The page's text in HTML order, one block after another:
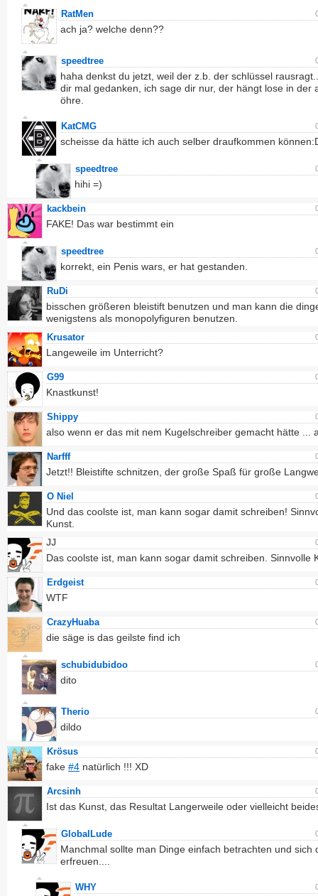
RatMen
ach ja? welche denn??
speedtree
haha denkst du jetzt, weil der z.b. der schlüssel
dir mal gedanken, ich sage dir nur, der hängt lose in der
öhre.
KatCMG
scheisse da hätte ich auch selber draufkommen
speedtree
hihi =)
kackbein
FAKE! Das war bestimmt ein
speedtree
korrekt, ein Penis wars, er hat gestanden.
RuDi
bisschen größeren bleistift benutzen und man kann die
wenigstens als monopolyfiguren benutzen.
Krusator
Langeweile im Unterricht?
G99
Knastkunst!
Shippy
also wenn er das mit nem Kugelschreiber gemacht hätte ...
Narfff
Jetzt!! Bleistifte schnitzen, der große Spaß für große
O Niel
Und das coolste ist, man kann sogar damit schreiben!
Kunst.
JJ
Das coolste ist, man kann sogar damit schreiben. Sinnvolle
Erdgeist
WTF
CrazyHuaba
die säge is das geilste find ich
schubidubidoo
dito
Therio
dildo
Krösus
fake #4 natürlich !!! XD
Arcsinh
Ist das Kunst, das Resultat Langerweile oder vielleicht
GlobalLude
Manchmal sollte man Dinge einfach betrachten und sich
erfreuen....
WHY